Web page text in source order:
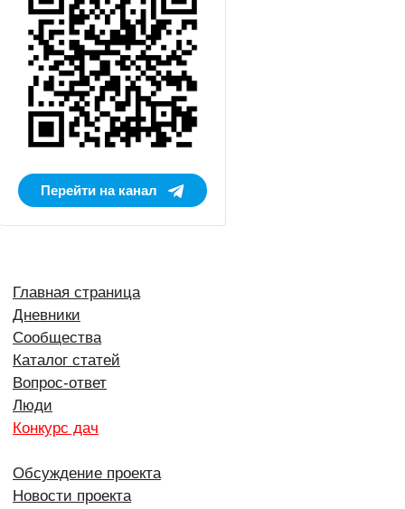
Перейти на канал
Главная страница
Дневники
Сообщества
Каталог статей
Вопрос-ответ
Люди
Конкурс дач
Обсуждение проекта
Новости проекта